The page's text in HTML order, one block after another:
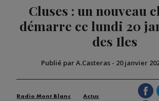
Cluses : un nouveau
démarre ce lundi 20
des Iles
Publié par A.Casteras- 20 janvier
Radio Mont Blanc Actus